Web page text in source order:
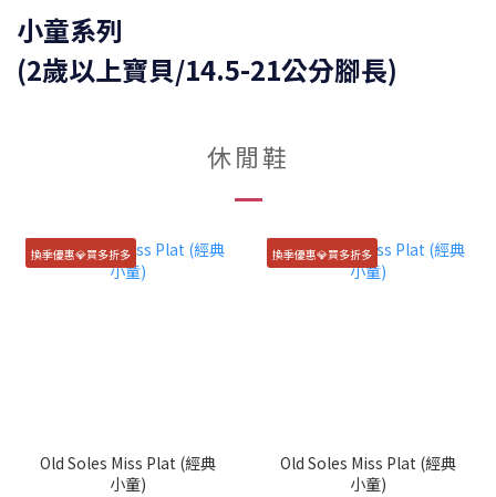
小童系列
(2歲以上寶貝/14.5-21公分腳長)
休閒鞋
換季優惠💎買多折多
Old Soles Miss Plat (經典
小童)
換季優惠💎買多折多
Old Soles Miss Plat (經典
小童)